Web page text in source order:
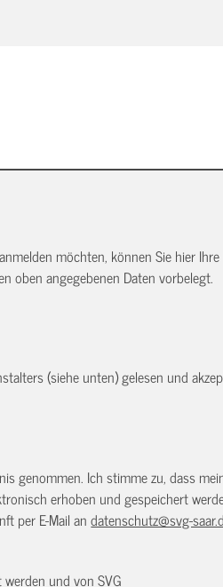
möchten, können Sie hier Ihre
oben angegebenen Daten vorbelegt.
(siehe unten) gelesen und
genommen. Ich stimme zu, dass
erhoben und gespeichert
per E-Mail andatenschutz@svg-
und von SVG